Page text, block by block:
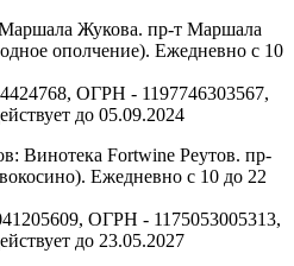
Жукова. пр-т Маршала
ополчение). Ежедневно с 10
ОГРН - 1197746303567,
до 05.09.2024
Винотека Fortwine Реутов. пр-
Ежедневно с 10 до 22
ОГРН - 1175053005313,
до 23.05.2027